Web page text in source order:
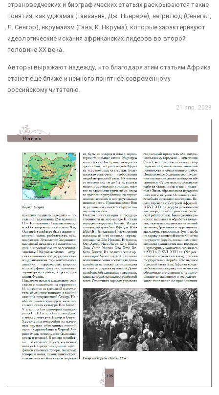
страноведческих и биографических статьях раскрываются такие
понятия, как уджамаа (Танзания, Дж. Ньерере), негритюд (Сенегал,
Л. Сенгор), нкрумаизм (Гана, К. Нкрума), которые характеризуют
идеологические искания африканских лидеров во второй
половине XX века.
Авторы выражают надежду, что благодаря этим статьям Африка
станет еще ближе и немного понятнее современному
российскому читателю.
21 апр. 2023